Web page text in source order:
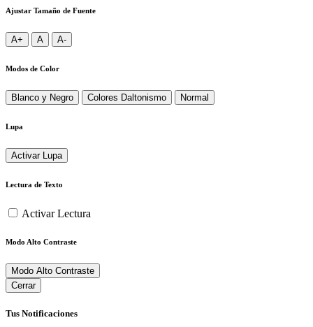
Ajustar Tamaño de Fuente
A+ A A-
Modos de Color
Blanco y Negro Colores Daltonismo Normal
Lupa
Activar Lupa
Lectura de Texto
Activar Lectura
Modo Alto Contraste
Modo Alto Contraste
Cerrar
Tus Notificaciones